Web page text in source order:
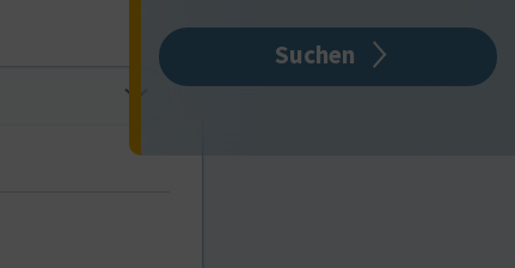
Suchen